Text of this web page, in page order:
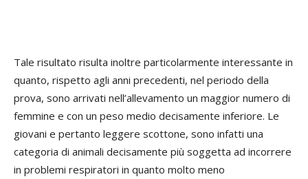
Tale risultato risulta inoltre particolarmente interessante in
quanto, rispetto agli anni precedenti, nel periodo della
prova, sono arrivati nell’allevamento un maggior numero di
femmine e con un peso medio decisamente inferiore. Le
giovani e pertanto leggere scottone, sono infatti una
categoria di animali decisamente più soggetta ad incorrere
in problemi respiratori in quanto molto meno